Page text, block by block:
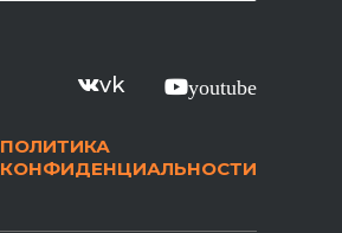
vk youtube
ПОЛИТИКА
КОНФИДЕНЦИАЛЬНОСТИ